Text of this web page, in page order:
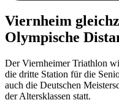
Viernheim
Olympische
Der Viernheimer Triathlon
die dritte Station für die
auch die Deutschen
der Altersklassen statt.